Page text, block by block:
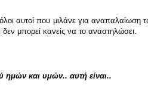
αυτοί που μιλάνε για
μπορεί κανείς να το αναστηλώσει.
ημών και υμών.. αυτή είναι..